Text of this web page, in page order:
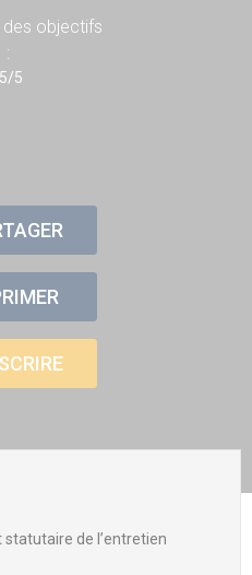
objectifs
:
5/5
de l’entretien